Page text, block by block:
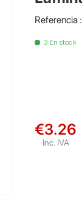
Referencia
3 En stock
€3.26
Inc. IVA